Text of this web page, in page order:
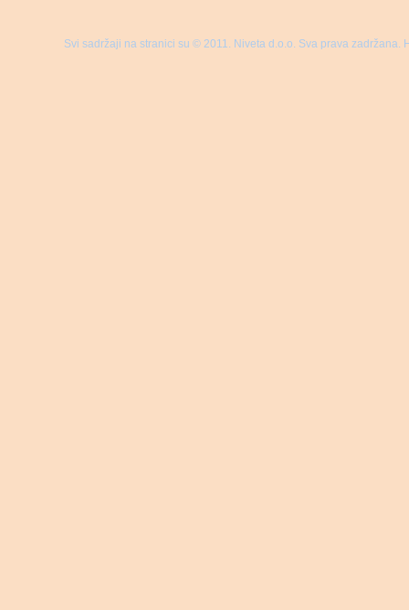
Svi sadržaji na stranici su © 2011. Niveta d.o.o. Sva prava zadržana.